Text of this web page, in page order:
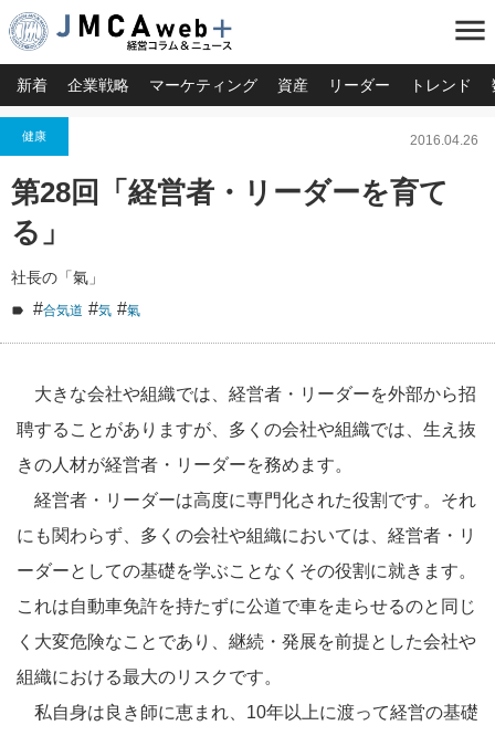
menu
新着 企業戦略 マーケティング 資産 リーダー トレンド
健康 2016.04.26
第28回「経営者・リーダーを育て
る」
社長の「氣」
#合気道 #気 #氣
大きな会社や組織では、経営者・リーダーを外部から招
聘することがありますが、多くの会社や組織では、生え抜
きの人材が経営者・リーダーを務めます。
経営者・リーダーは高度に専門化された役割です。それ
にも関わらず、多くの会社や組織においては、経営者・リ
ーダーとしての基礎を学ぶことなくその役割に就きます。
これは自動車免許を持たずに公道で車を走らせるのと同じ
く大変危険なことであり、継続・発展を前提とした会社や
組織における最大のリスクです。
私自身は良き師に恵まれ、10年以上に渡って経営の基礎